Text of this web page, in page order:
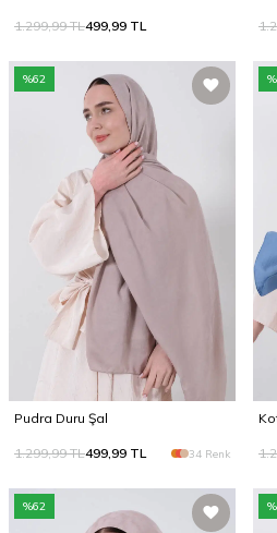
1.299,99TL499,99 TL
%62
Pudra Duru Şal
1.299,99TL499,99 TL 34 Renk
%
%62 %